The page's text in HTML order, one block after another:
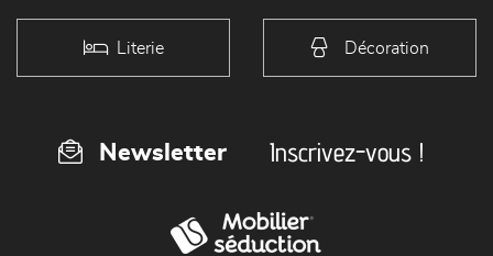
Literie Décoration
Newsletter Inscrivez-vous !